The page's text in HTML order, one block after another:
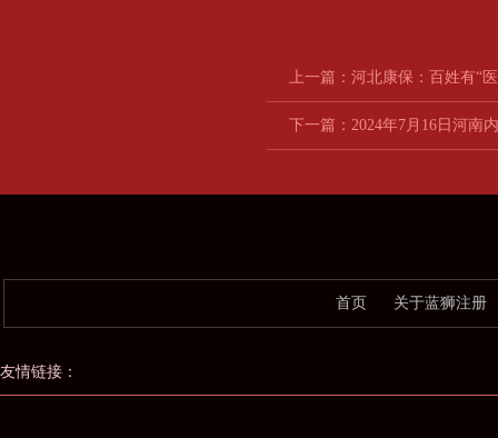
上一篇： 河北康保：百姓有“
下一篇： 2024年7月16日河南
首页 关于蓝狮注册
友情链接：